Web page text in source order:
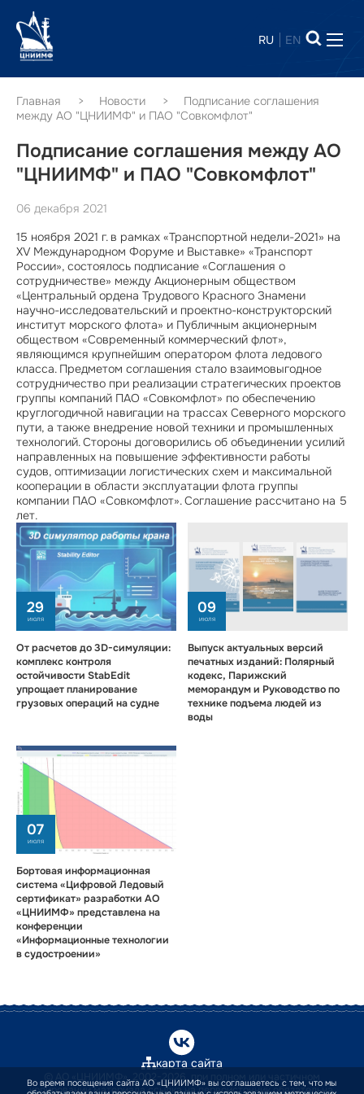
RU EN
Во время посещения сайта АО «ЦНИИМФ» вы соглашаетесь с тем, что мы
Главная Новости
Подписание соглашения
между АО "ЦНИИМФ" и ПАО "Совкомфлот"
Подписание соглашения между АО
"ЦНИИМФ" и ПАО "Совкомфлот"
06 декабря 2021
15 ноября 2021 г. в рамках «Транспортной недели-2021» на
XV Международном Форуме и Выставке» «Транспорт
России», состоялось подписание «Соглашения о
сотрудничестве» между Акционерным обществом
«Центральный ордена Трудового Красного Знамени
научно-исследовательский и проектно-конструкторский
институт морского флота» и Публичным акционерным
обществом «Современный коммерческий флот»,
являющимся крупнейшим оператором флота ледового
класса. Предметом соглашения стало взаимовыгодное
сотрудничество при реализации стратегических проектов
группы компаний ПАО «Совкомфлот» по обеспечению
круглогодичной навигации на трассах Северного морского
пути, а также внедрение новой техники и промышленных
технологий. Стороны договорились об объединении усилий
направленных на повышение эффективности работы
судов, оптимизации логистических схем и максимальной
кооперации в области эксплуатации флота группы
компании ПАО «Совкомфлот». Соглашение рассчитано на 5
лет.
29
июля
От расчетов до 3D-симуляции:
комплекс контроля
остойчивости StabEdit
упрощает планирование
грузовых операций на судне
09
июля
Выпуск актуальных версий
печатных изданий: Полярный
кодекс, Парижский
меморандум и Руководство по
технике подъема людей из
воды
07
июля
Бортовая информационная
система «Цифровой Ледовый
сертификат» разработки АО
«ЦНИИМФ» представлена на
конференции
«Информационные технологии
в судостроении»
карта сайта
© АО «ЦНИИМФ», 2002-2026, при полном или частичном
копировании материала ссылка на первоисточник обязательна.